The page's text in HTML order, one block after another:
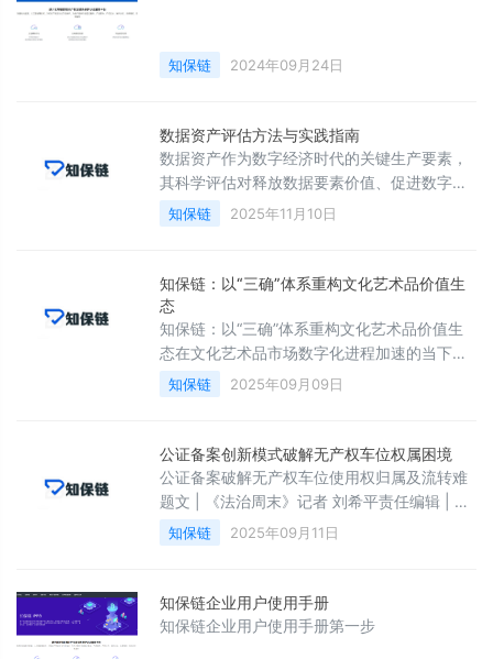
知保链 2024年09月24日
数据资产评估方法与实践指南
数据资产作为数字经济时代的关键生产要素，
其科学评估对释放数据要素价值、促进数字经
济发展至关重要。知保链（知保链（西安）认
证服务股份有限公司）基于实际经验，从以下
础评估方法方法适用场景评估原理公式收益法
数据可变现的业务场景（如数据产品、API服
务）将未来可能带来的收益折现回当前P = 未
来收益/折现率成本法内部估值、数据基础设施
项目核算基于数据形成成本
知保链 2025年11月10日
知保链：以“三确”体系重构文化艺术品价值生
态
知保链：以“三确”体系重构文化艺术品价值生
态在文化艺术品市场数字化进程加速的当下，
知保链（西安）认证服务股份有限公司凭借自
主研发的区块链技术，构建起覆盖&quot;确权-
省知识产权局重点扶持的创新平台，知保链通
过&quot;知保印&quot;等核心产品，为原创作
者、收藏机构及拍卖企业提供颠覆性解决方
案，重塑文化艺术品流通的价值信任基础。
知保链 2025年09月09日
公证备案创新模式破解无产权车位权属困境
公证备案破解无产权车位使用权归属及流转难
题文 | 《法治周末》记者 刘希平责任编辑 | 肖
莎全文约1600字，阅读约需5分钟 ◀近日，湖
南省长沙市芙蓉区银港水晶城小区居民张某在
份《车位使用权备案证明》。随着全国机动车
保有量不断增长，车位资源日益紧张。无产权
知保链 2025年09月11日
知保链企业用户使用手册
知保链企业用户使用手册第一步